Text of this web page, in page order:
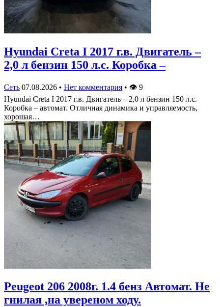
Hyundai Creta I 2017 г.в. Двигатель –
2,0 л бензин 150 л.с. Коробка –
Сеть 07.08.2026 • Нет комментария • 👁 9
Hyundai Creta I 2017 г.в. Двигатель – 2,0 л бензин 150 л.с.
Коробка – автомат. Отличная динамика и управляемость,
хорошая…
Peugeot 206 2008г. 1.4 бенз Автомат. Не
гнилая ,на увереном ходу.